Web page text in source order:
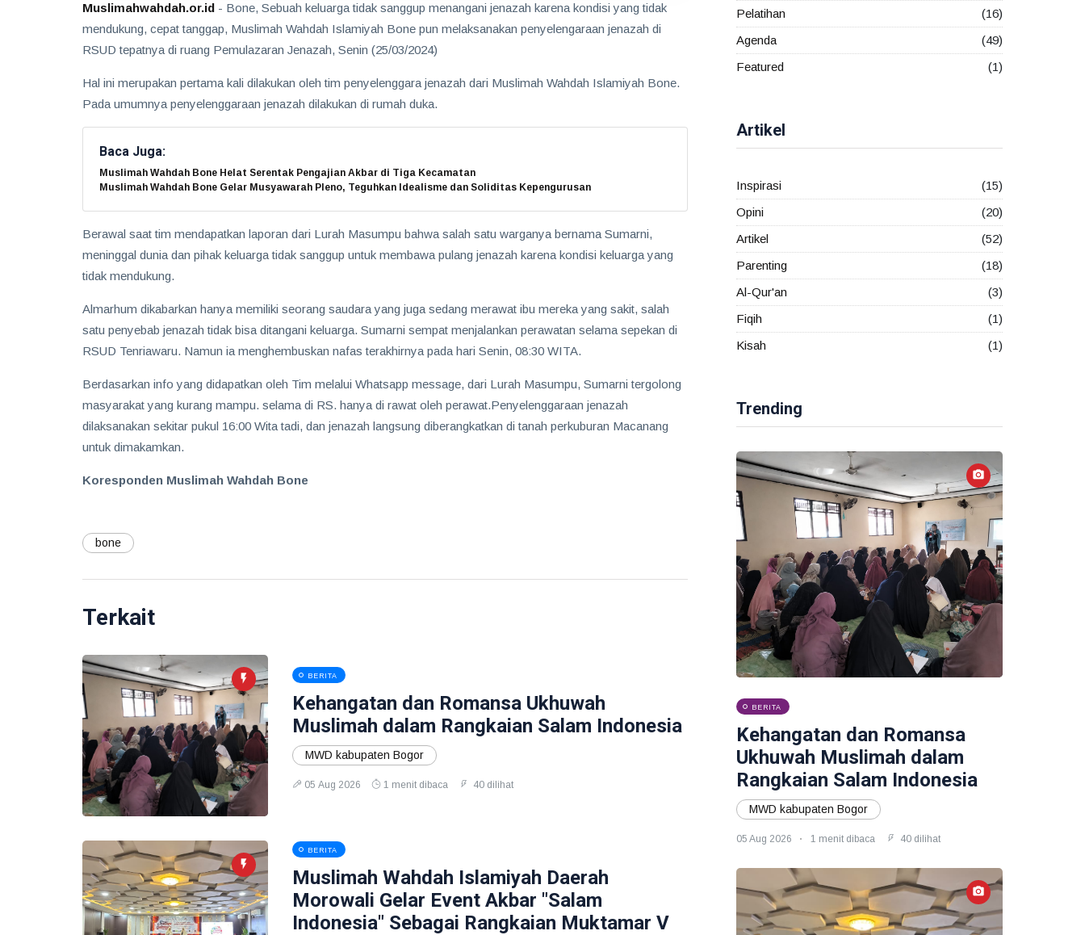
Muslimahwahdah.or.id - Bone, Sebuah keluarga tidak sanggup menangani jenazah karena kondisi yang tidak
mendukung, cepat tanggap, Muslimah Wahdah Islamiyah Bone pun melaksanakan penyelengaraan jenazah di
RSUD tepatnya di ruang Pemulazaran Jenazah, Senin (25/03/2024)
Hal ini merupakan pertama kali dilakukan oleh tim penyelenggara jenazah dari Muslimah Wahdah Islamiyah Bone.
Pada umumnya penyelenggaraan jenazah dilakukan di rumah duka.
Baca Juga:
Muslimah Wahdah Bone Helat Serentak Pengajian Akbar di Tiga Kecamatan
Muslimah Wahdah Bone Gelar Musyawarah Pleno, Teguhkan Idealisme dan Soliditas Kepengurusan
Berawal saat tim mendapatkan laporan dari Lurah Masumpu bahwa salah satu warganya bernama Sumarni,
meninggal dunia dan pihak keluarga tidak sanggup untuk membawa pulang jenazah karena kondisi keluarga yang
tidak mendukung.
Almarhum dikabarkan hanya memiliki seorang saudara yang juga sedang merawat ibu mereka yang sakit, salah
satu penyebab jenazah tidak bisa ditangani keluarga. Sumarni sempat menjalankan perawatan selama sepekan di
RSUD Tenriawaru. Namun ia menghembuskan nafas terakhirnya pada hari Senin, 08:30 WITA.
Berdasarkan info yang didapatkan oleh Tim melalui Whatsapp message, dari Lurah Masumpu, Sumarni tergolong
masyarakat yang kurang mampu. selama di RS. hanya di rawat oleh perawat.Penyelenggaraan jenazah
dilaksanakan sekitar pukul 16:00 Wita tadi, dan jenazah langsung diberangkatkan di tanah perkuburan Macanang
untuk dimakamkan.
Koresponden Muslimah Wahdah Bone
bone
Terkait
BERITA
Kehangatan dan Romansa Ukhuwah
Muslimah dalam Rangkaian Salam Indonesia
MWD kabupaten Bogor
05 Aug 2026 1 menit dibaca 40 dilihat
BERITA
Muslimah Wahdah Islamiyah Daerah
Morowali Gelar Event Akbar "Salam
Indonesia" Sebagai Rangkaian Muktamar V
Pelatihan
(16)
Agenda
(49)
Featured
(1)
Artikel
Inspirasi
(15)
Opini
(20)
Artikel
(52)
Parenting
(18)
Al-Qur'an
(3)
Fiqih
(1)
Kisah
(1)
Trending
BERITA
Kehangatan dan Romansa
Ukhuwah Muslimah dalam
Rangkaian Salam Indonesia
MWD kabupaten Bogor
05 Aug 2026 1 menit dibaca 40 dilihat